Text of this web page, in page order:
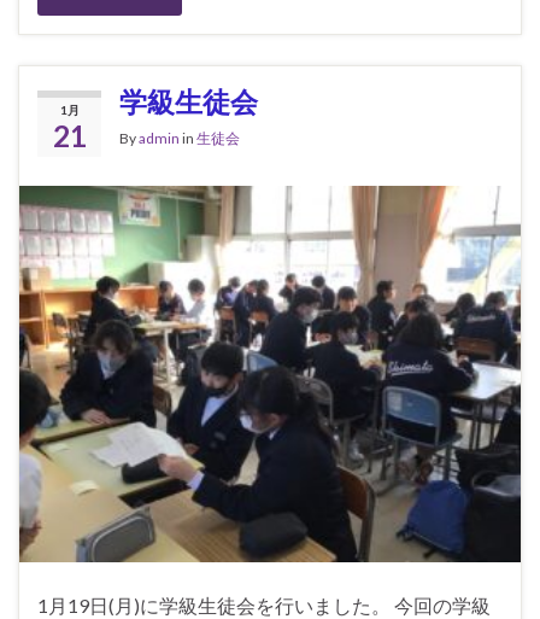
1月
21
学級生徒会
Byadmin in 生徒会
1月19日(月)に学級生徒会を行いました。 今回の学級